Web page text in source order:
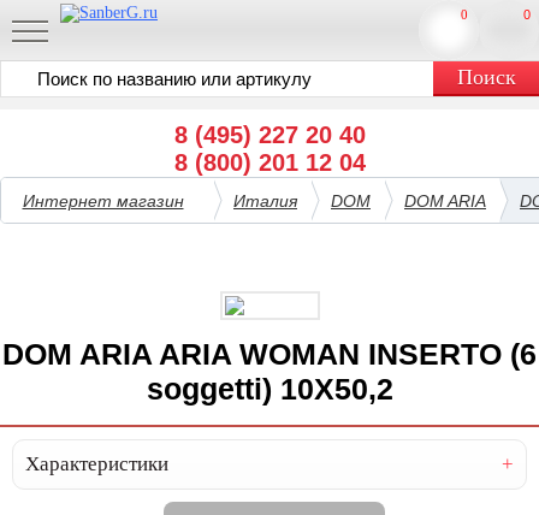
8 (495) 227 20 40
8 (800) 201 12 04
0
0
Интернет магазин Италия DOM DOM ARIA
DOM ARIA ARIA WOMAN INSERTO (6
soggetti) 10X50,2
Характеристики